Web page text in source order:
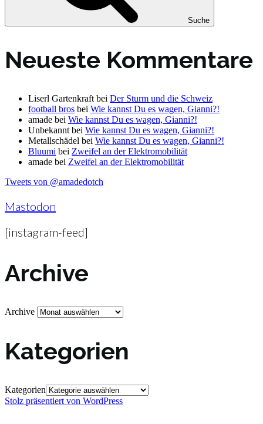
Suche
Neueste Kommentare
Liserl Gartenkraft bei Der Sturm und die Schweiz
football bros bei Wie kannst Du es wagen, Gianni?!
amade bei Wie kannst Du es wagen, Gianni?!
Unbekannt bei Wie kannst Du es wagen, Gianni?!
Metallschädel bei Wie kannst Du es wagen, Gianni?!
Bluumi bei Zweifel an der Elektromobilität
amade bei Zweifel an der Elektromobilität
Tweets von @amadedotch
Mastodon
[instagram-feed]
Archive
Archive
Kategorien
Kategorien
Stolz präsentiert von WordPress